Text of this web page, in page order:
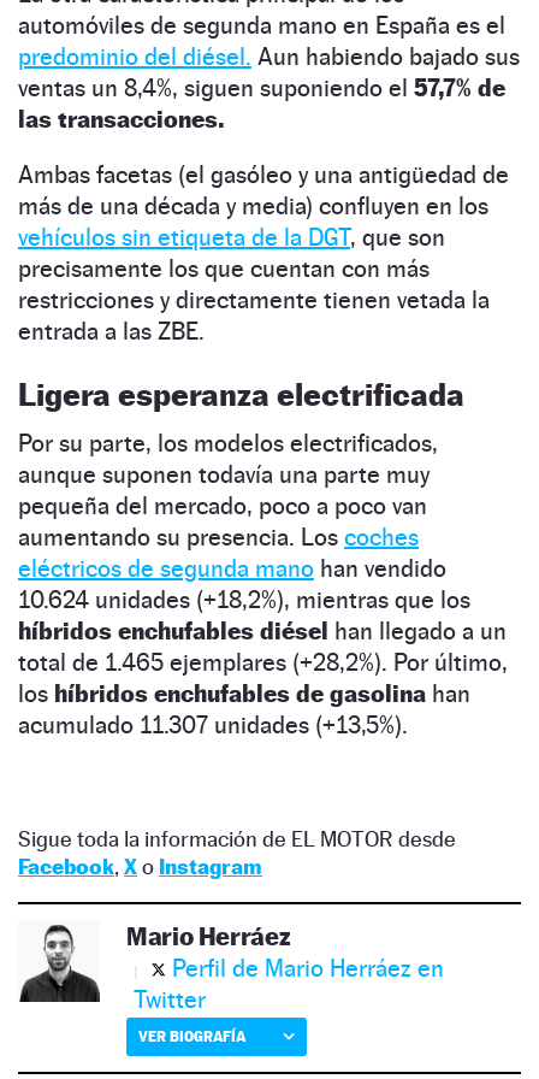
automóviles de segunda mano en España es el
predominio del diésel. Aun habiendo bajado sus
ventas un 8,4%, siguen suponiendo el 57,7% de
las transacciones.
Ambas facetas (el gasóleo y una antigüedad de
más de una década y media) confluyen en los
vehículos sin etiqueta de la DGT, que son
precisamente los que cuentan con más
restricciones y directamente tienen vetada la
entrada a las ZBE.
Ligera esperanza electrificada
Por su parte, los modelos electrificados,
aunque suponen todavía una parte muy
pequeña del mercado, poco a poco van
aumentando su presencia. Los coches
eléctricos de segunda mano han vendido
10.624 unidades (+18,2%), mientras que los
híbridos enchufables diésel han llegado a un
total de 1.465 ejemplares (+28,2%). Por último,
los híbridos enchufables de gasolina han
acumulado 11.307 unidades (+13,5%).
Sigue toda la información de EL MOTOR desde
Facebook, Xo Instagram
Mario Herráez
Perfil de Mario Herráez en
Twitter
VER BIOGRAFÍA